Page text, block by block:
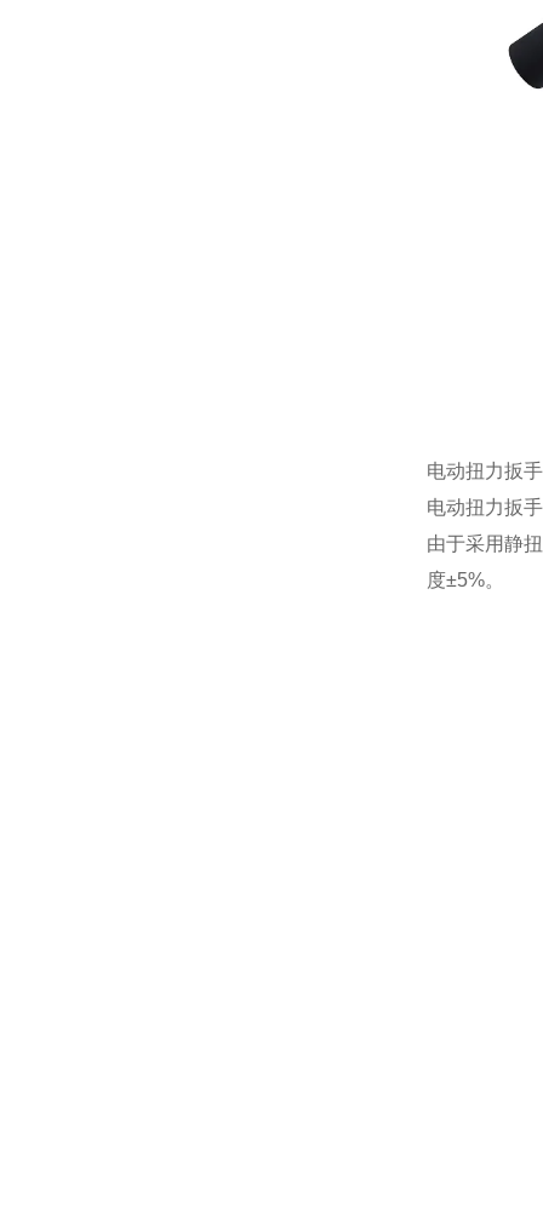
电动扭力扳手
电动扭力扳手
由于采用静
度±5%。